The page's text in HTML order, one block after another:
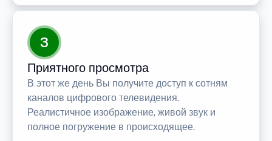
3
Приятного просмотра
В этот же день Вы получите доступ к сотням
каналов цифрового телевидения.
Реалистичное изображение, живой звук и
полное погружение в происходящее.